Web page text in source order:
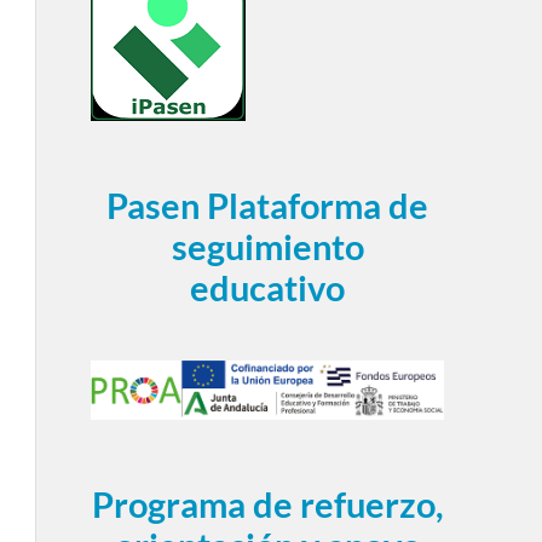
Pasen Plataforma de
seguimiento
educativo
Programa de refuerzo,